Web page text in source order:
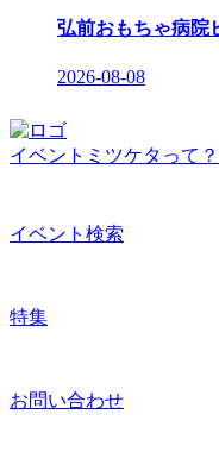
弘前おもちゃ病院
2026-08-08
イベントミツケタって？
イベント検索
特集
お問い合わせ